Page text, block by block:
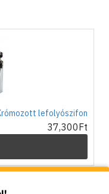
lefolyószifon
37,300Ft